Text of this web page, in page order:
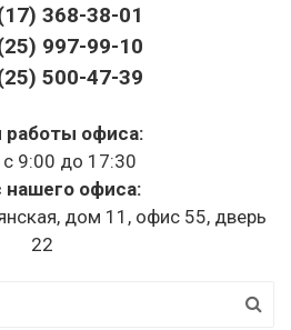
368-38-01
997-99-10
500-47-39
работы офиса:
9:00 до 17:30
нашего офиса:
дом 11, офис 55, дверь
22